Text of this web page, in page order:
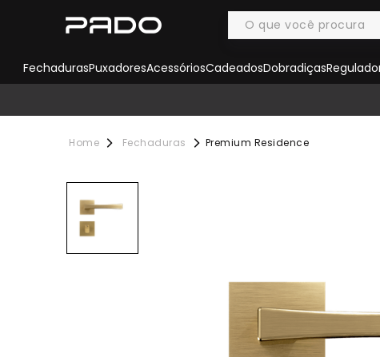
FechadurasPuxadoresAcessóriosCadeadosDobradiças
Fechaduras Premium Residence